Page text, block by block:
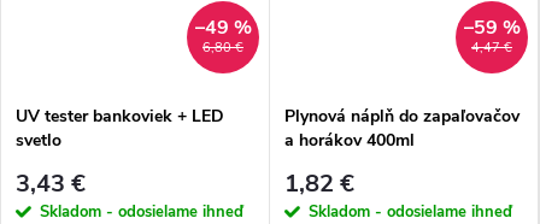
6,80 €
–49 %
UV tester bankoviek + LED
svetlo
3,43 €
Skladom - odosielame ihneď
4,47 €
–59 %
Plynová náplň do zapaľovačov
a horákov 400ml
1,82 €
Skladom - odosielame ihneď